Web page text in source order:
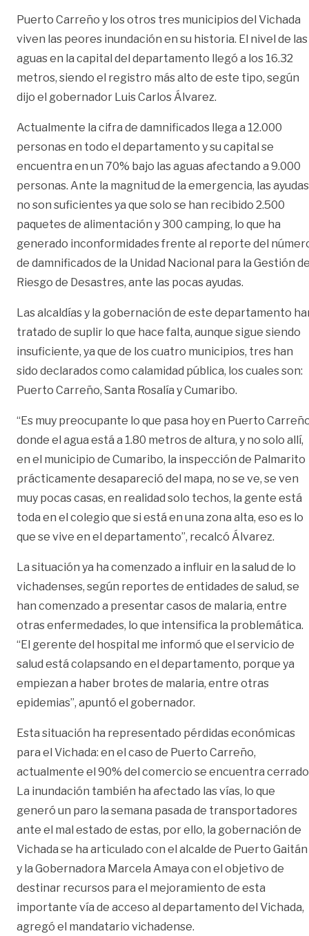
Puerto Carreño y los otros tres municipios del Vichada
viven las peores inundación en su historia. El nivel de las
aguas en la capital del departamento llegó a los 16.32
metros, siendo el registro más alto de este tipo, según
dijo el gobernador Luis Carlos Álvarez.
Actualmente la cifra de damnificados llega a 12.000
personas en todo el departamento y su capital se
encuentra en un 70% bajo las aguas afectando a 9.000
personas. Ante la magnitud de la emergencia, las ayudas
no son suficientes ya que solo se han recibido 2.500
paquetes de alimentación y 300 camping, lo que ha
generado inconformidades frente al reporte del
de damnificados de la Unidad Nacional para la Gestión
Riesgo de Desastres, ante las pocas ayudas.
Las alcaldías y la gobernación de este departamento
tratado de suplir lo que hace falta, aunque sigue siendo
insuficiente, ya que de los cuatro municipios, tres han
sido declarados como calamidad pública, los cuales son:
Puerto Carreño, Santa Rosalía y Cumaribo.
“Es muy preocupante lo que pasa hoy en Puerto
donde el agua está a 1.80 metros de altura, y no solo allí,
en el municipio de Cumaribo, la inspección de Palmarito
prácticamente desapareció del mapa, no se ve, se ven
muy pocas casas, en realidad solo techos, la gente está
toda en el colegio que si está en una zona alta, eso es lo
que se vive en el departamento”, recalcó Álvarez.
La situación ya ha comenzado a influir en la salud de lo
vichadenses, según reportes de entidades de salud, se
han comenzado a presentar casos de malaria, entre
otras enfermedades, lo que intensifica la problemática.
“El gerente del hospital me informó que el servicio de
salud está colapsando en el departamento, porque ya
empiezan a haber brotes de malaria, entre otras
epidemias”, apuntó el gobernador.
Esta situación ha representado pérdidas económicas
para el Vichada: en el caso de Puerto Carreño,
actualmente el 90% del comercio se encuentra
La inundación también ha afectado las vías, lo que
generó un paro la semana pasada de transportadores
ante el mal estado de estas, por ello, la gobernación de
Vichada se ha articulado con el alcalde de Puerto Gaitán
y la Gobernadora Marcela Amaya con el objetivo de
destinar recursos para el mejoramiento de esta
importante vía de acceso al departamento del Vichada,
agregó el mandatario vichadense.